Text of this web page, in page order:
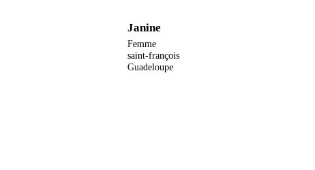
Janine
Femme
saint-françois
Guadeloupe